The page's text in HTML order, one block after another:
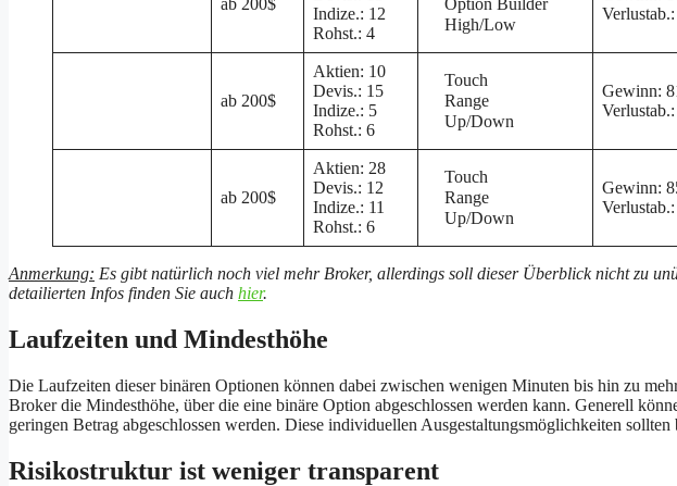
Indize.: 12
Rohst.: 4
High/Low
ab 200$
Aktien: 10
Devis.: 15
Indize.: 5
Rohst.: 6
Touch
Range
Up/Down
Gewinn:
ab 200$
Aktien: 28
Devis.: 12
Indize.: 11
Rohst.: 6
Touch
Range
Up/Down
Gewinn:
Anmerkung: Es gibt natürlich noch viel mehr Broker, allerdings soll dieser Überblick nicht zu
detailierten Infos finden Sie auch hier.
Laufzeiten und Mindesthöhe
Die Laufzeiten dieser binären Optionen können dabei zwischen wenigen Minuten bis hin zu
Broker die Mindesthöhe, über die eine binäre Option abgeschlossen werden kann. Generell
geringen Betrag abgeschlossen werden. Diese individuellen Ausgestaltungsmöglichkeiten
Risikostruktur ist weniger transparent